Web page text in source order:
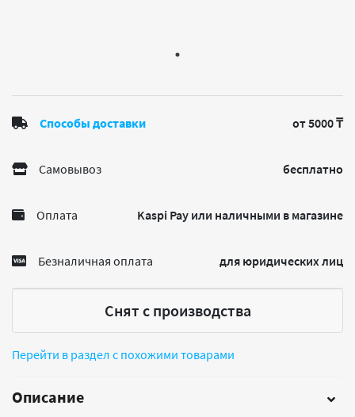
Способы доставки от 5000 ₸
Самовывоз бесплатно
Оплата Kaspi Pay или наличными в магазине
Безналичная оплата для юридических лиц
Снят с производства
Перейти в раздел с похожими товарами
Описание